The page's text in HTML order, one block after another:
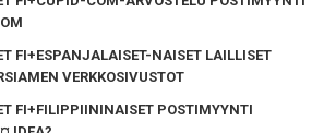
FI+ESPANJALAISET-NAISET LAILLISET
VERKKOSIVUSTOT
FI+FILIPPIININAISET POSTIMYYNTI